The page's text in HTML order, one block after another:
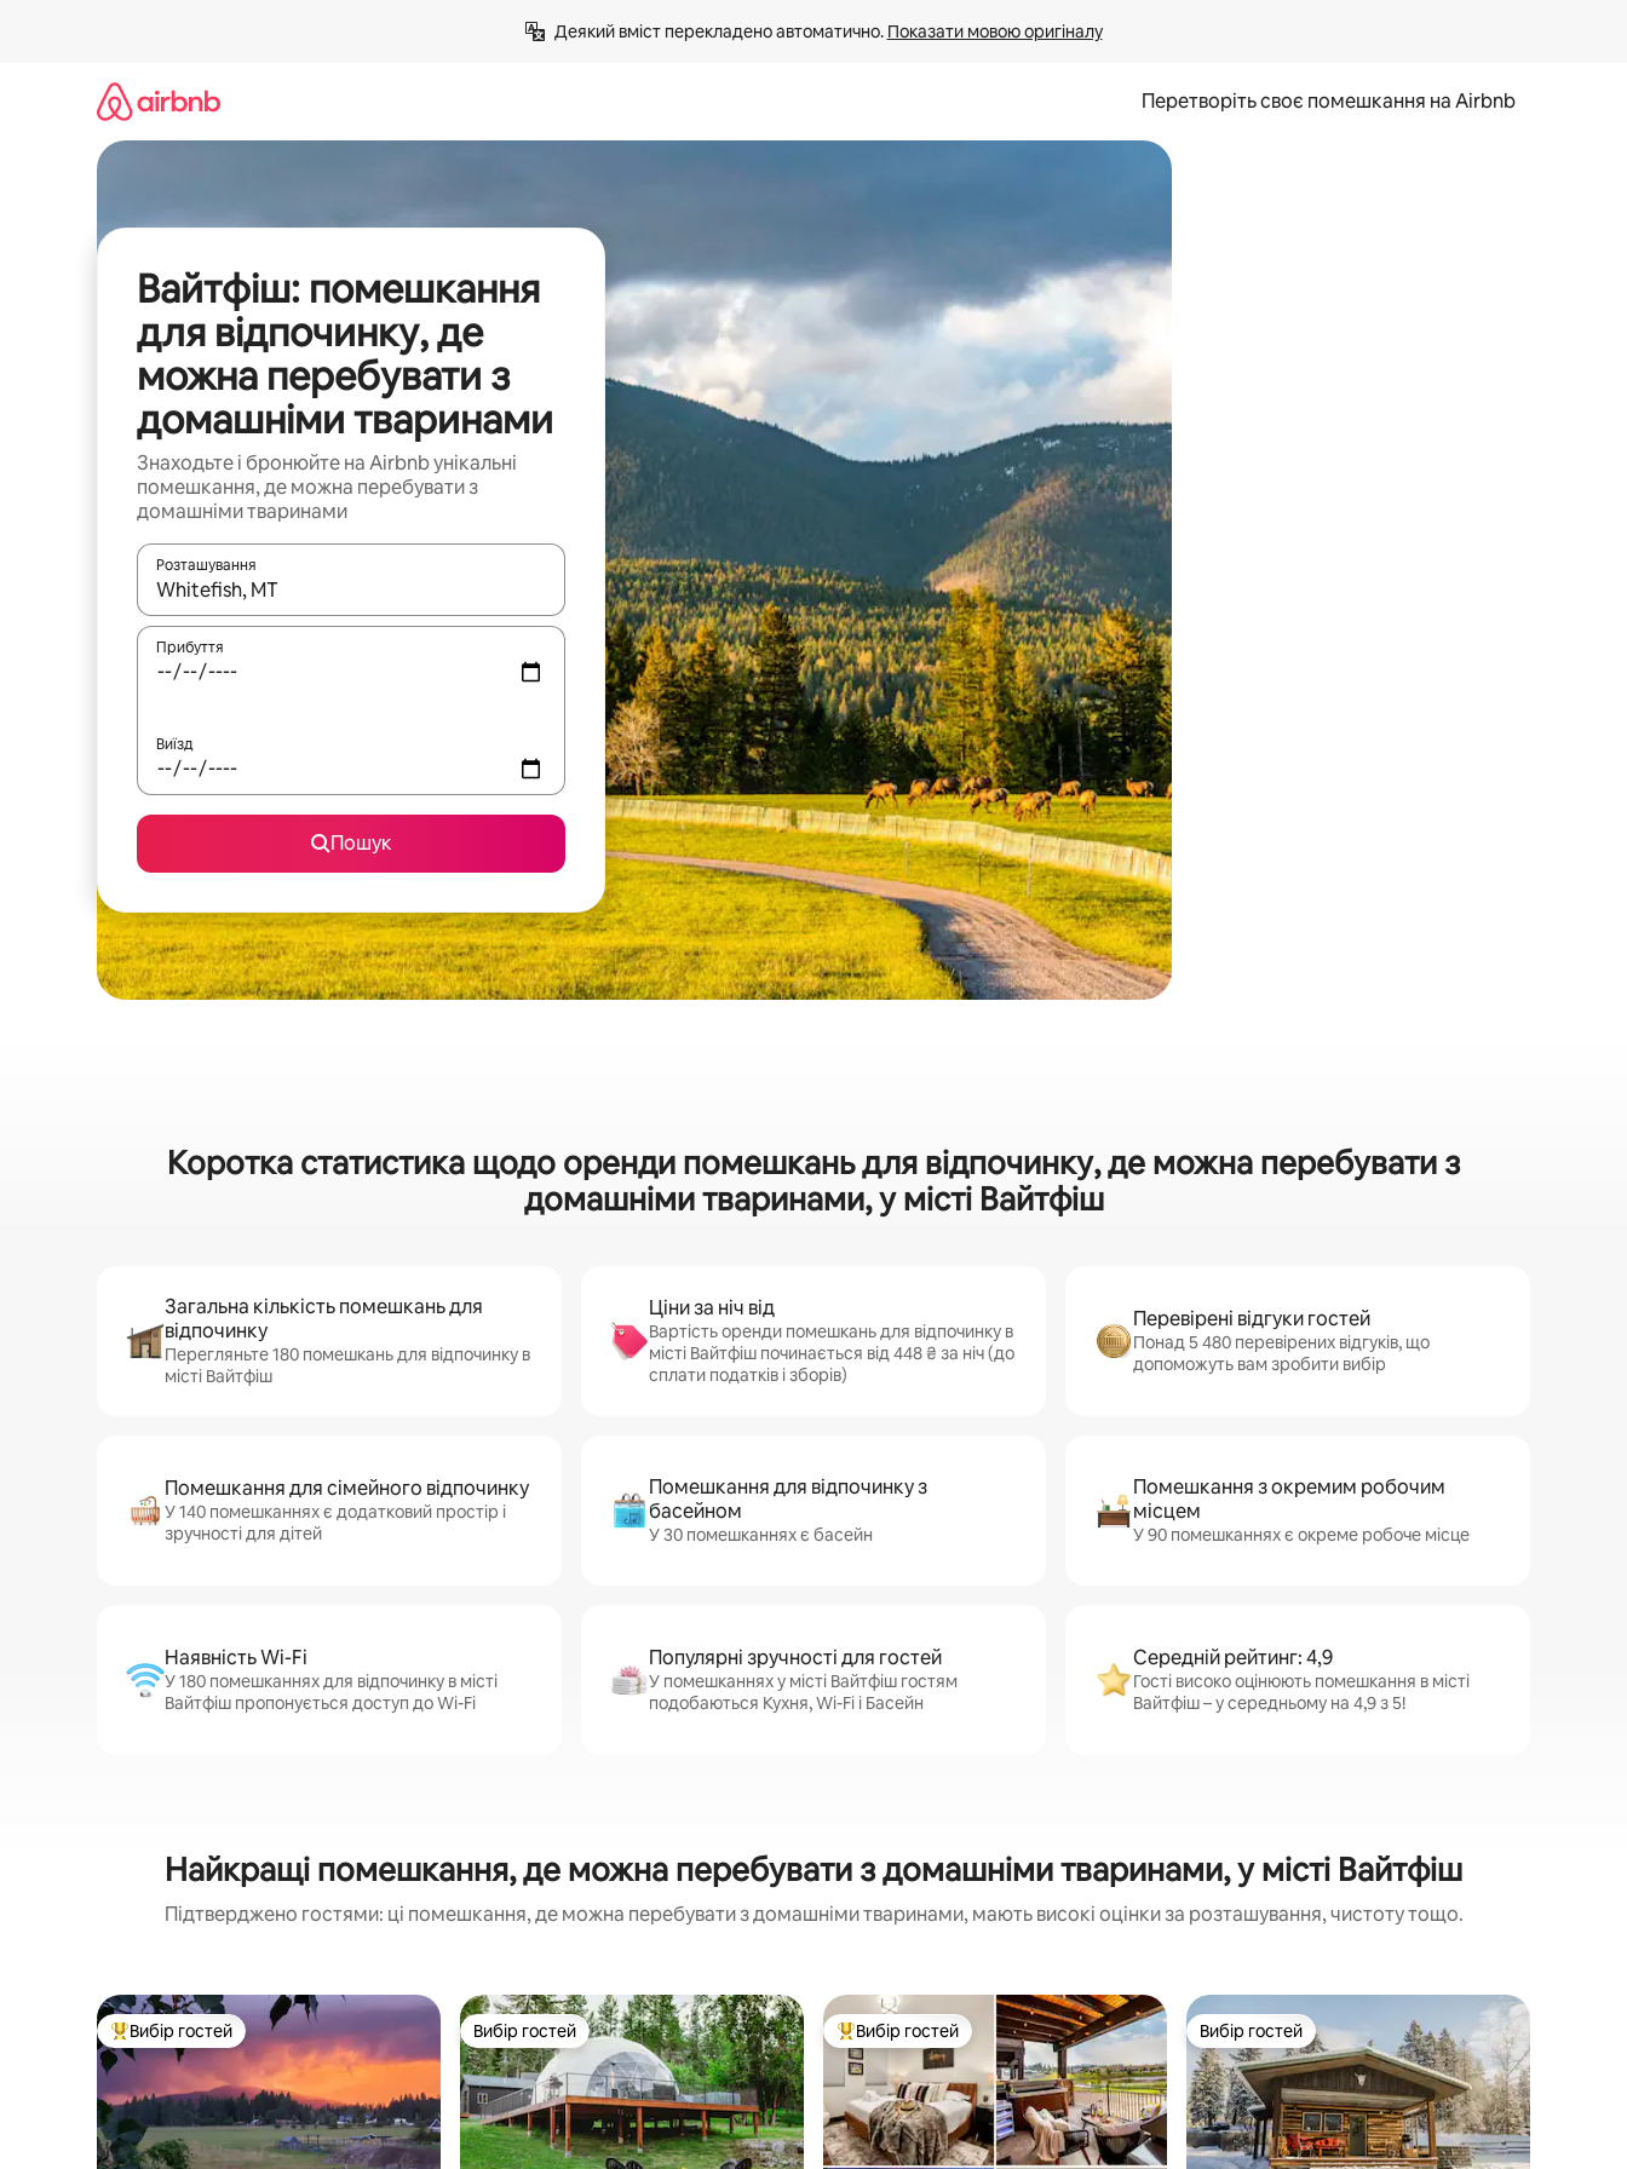
Деякий вміст перекладено автоматично. Показати мовою оригіналу
Перетворіть своє помешкання на Airbnb
Вайтфіш: помешкання
для відпочинку, де
можна перебувати з
домашніми тваринами
Знаходьте і бронюйте на Airbnb унікальні
помешкання, де можна перебувати з
домашніми тваринами
Розташування
Отримавши результати пошуку, використовуйте для навігації сторінкою клавіші зі стрілками вгору та вниз або жести дотику та гортання.
Прибуття
Виїзд
Пошук
Коротка статистика щодо оренди помешкань для відпочинку, де можна перебувати з
домашніми тваринами, у місті Вайтфіш
Загальна кількість помешкань для
відпочинку
Перегляньте 180 помешкань для відпочинку в
місті Вайтфіш
Ціни за ніч від
Вартість оренди помешкань для відпочинку в
місті Вайтфіш починається від 448 ₴ за ніч (до
сплати податків і зборів)
Перевірені відгуки гостей
Понад 5 480 перевірених відгуків, що
допоможуть вам зробити вибір
Помешкання для сімейного відпочинку
У 140 помешканнях є додатковий простір і
зручності для дітей
Помешкання для відпочинку з
басейном
У 30 помешканнях є басейн
Помешкання з окремим робочим
місцем
У 90 помешканнях є окреме робоче місце
Наявність Wi-Fi
У 180 помешканнях для відпочинку в місті
Вайтфіш пропонується доступ до Wi-Fi
Популярні зручності для гостей
У помешканнях у місті Вайтфіш гостям
подобаються Кухня, Wi-Fi і Басейн
Середній рейтинг: 4,9
Гості високо оцінюють помешкання в місті
Вайтфіш – у середньому на 4,9 з 5!
Найкращі помешкання, де можна перебувати з домашніми тваринами, у місті Вайтфіш
Підтверджено гостями: ці помешкання, де можна перебувати з домашніми тваринами, мають високі оцінки за розташування, чистоту тощо.
Топ вибір гостей
Вибір гостей Вибір гостей
Вибір гостей Топ вибір гостей
Вибір гостей Вибір гостей
Вибір гостей